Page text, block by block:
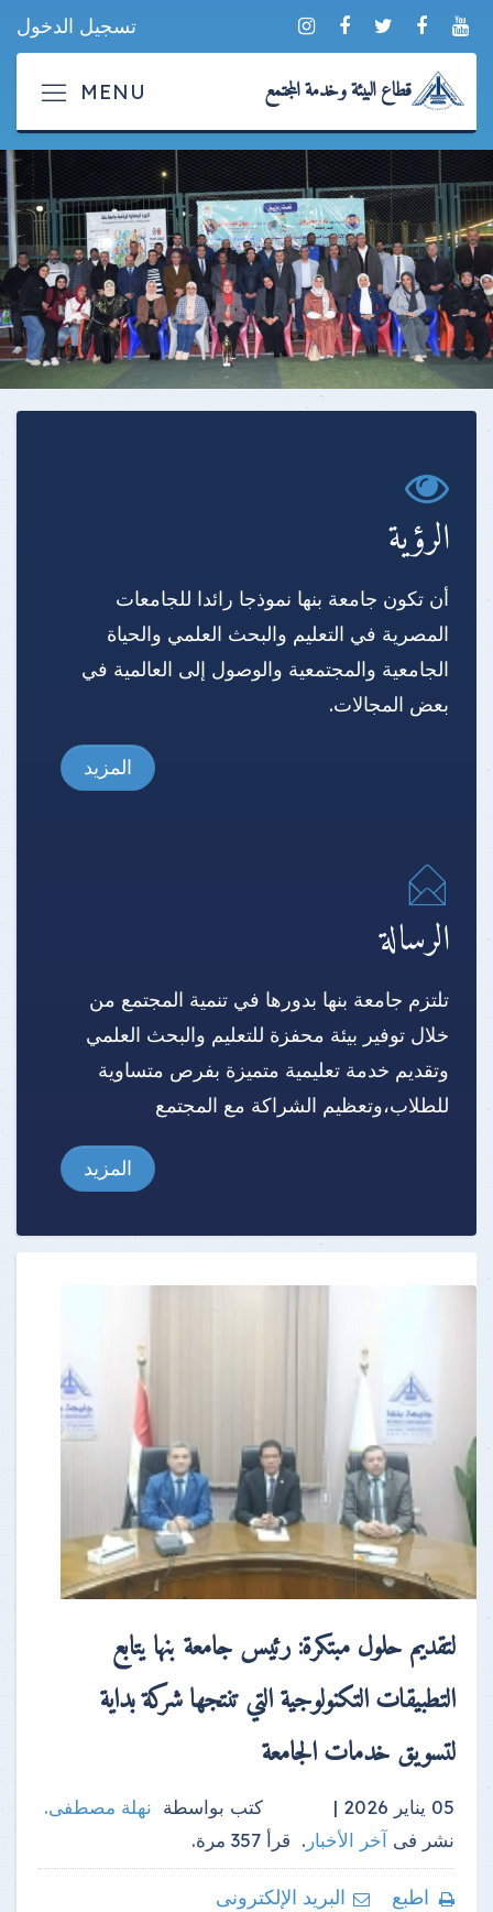
تسجيل الدخول
قطاع البيئة وخدمة المجتمع
الرؤية
أن تكون جامعة بنها نموذجا رائدا للجامعات
المصرية في التعليم والبحث العلمي والحياة
الجامعية والمجتمعية والوصول إلى العالمية في
بعض المجالات.
المزيد
الرسالة
تلتزم جامعة بنها بدورها في تنمية المجتمع من
خلال توفير بيئة محفزة للتعليم والبحث العلمي
وتقديم خدمة تعليمية متميزة بفرص متساوية
للطلاب،وتعظيم الشراكة مع المجتمع
المزيد
لتقديم حلول مبتكرة: رئيس جامعة بنها يتابع
التطبيقات التكنولوجية التي تنتجها شركة بداية
لتسويق خدمات الجامعة
05 يناير 2026 | كتب بواسطة نهلة مصطفى.
نشر فى آخر الأخبار . قرأ 357 مرة.
اطبع
البريد الإلكترونى